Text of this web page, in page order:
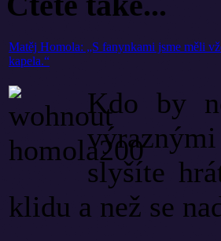
Matěj Homola: „S fanynkami jsme měli
kapela.“
Kdo by
slyšíte
klidu a než se